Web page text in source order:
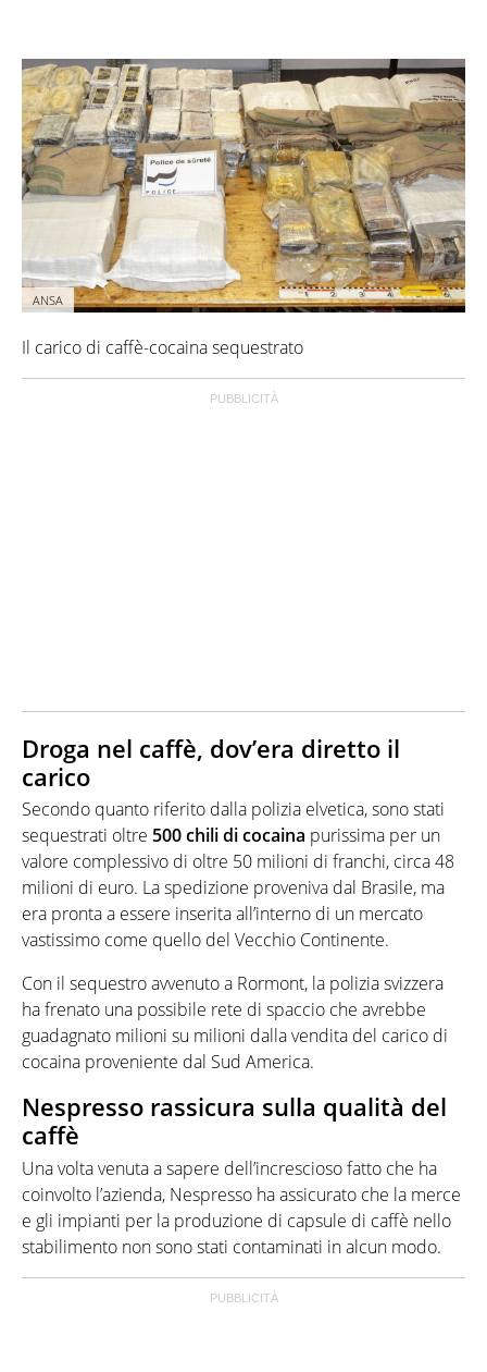
ANSA
Il carico di caffè-cocaina sequestrato
Droga nel caffè, dov’era diretto il
carico
Secondo quanto riferito dalla polizia elvetica, sono stati
sequestrati oltre 500 chili di cocaina purissima per un
valore complessivo di oltre 50 milioni di franchi, circa 48
milioni di euro. La spedizione proveniva dal Brasile, ma
era pronta a essere inserita all’interno di un mercato
vastissimo come quello del Vecchio Continente.
Con il sequestro avvenuto a Rormont, la polizia svizzera
ha frenato una possibile rete di spaccio che avrebbe
guadagnato milioni su milioni dalla vendita del carico di
cocaina proveniente dal Sud America.
Nespresso rassicura sulla qualità del
caffè
Una volta venuta a sapere dell’increscioso fatto che ha
coinvolto l’azienda, Nespresso ha assicurato che la merce
e gli impianti per la produzione di capsule di caffè nello
stabilimento non sono stati contaminati in alcun modo.